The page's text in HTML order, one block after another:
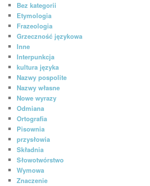
Bez kategorii
Etymologia
Frazeologia
Grzeczność językowa
Inne
Interpunkcja
kultura języka
Nazwy pospolite
Nazwy własne
Nowe wyrazy
Odmiana
Ortografia
Pisownia
przysłowia
Składnia
Słowotwórstwo
Wymowa
Znaczenie